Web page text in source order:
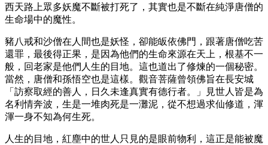
西天路上眾多妖魔不斷被打死了，其實也是不斷在純淨唐僧的
生命場中的魔性。
豬八戒和沙僧在人間也是妖怪，卻能皈依佛門，跟著唐僧吃苦
還罪，最後得正果，是因為他們的生命來源在天上，根基不一
般，回老家是他們人生的目地。這也道出了修煉的一個秘密。
當然，唐僧和孫悟空也是這樣。觀音菩薩曾領佛旨在長安城
「訪察取經的善人，日久未逢真實有德行者。」見世人皆是為
名利情奔波，生是一堆肉死是一灘泥，從不想過求仙修道，渾
渾一身不知為何生死。
人生的目地，紅塵中的世人只見的是眼前物利，這正是能被魔